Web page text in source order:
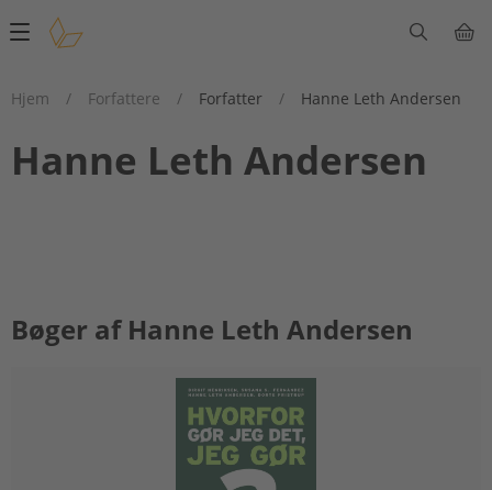
Main
Hjem
/ Forfattere / Forfatter / Hanne Leth Andersen
Hanne Leth Andersen
Bøger af Hanne Leth Andersen